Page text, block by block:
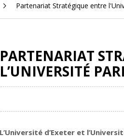
Partenariat Stratégique entre
PARTENARIAT
L’UNIVERSITÉ
L’Université d’Exeter et